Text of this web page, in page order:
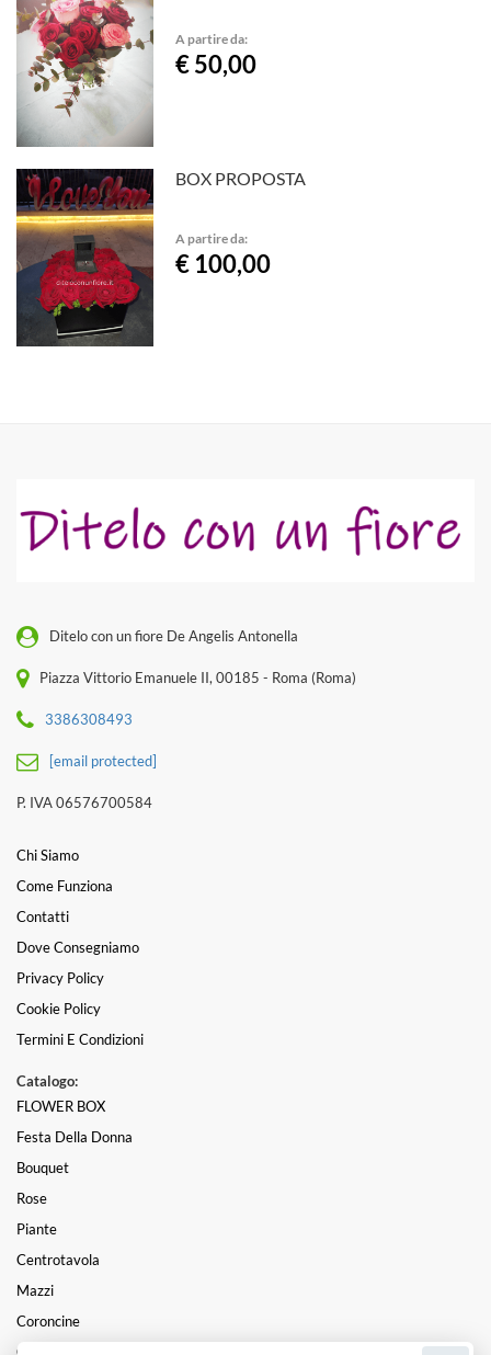
A partire da:
€ 50,00
BOX PROPOSTA
A partire da:
€ 100,00
Ditelo con un fiore De Angelis Antonella
Piazza Vittorio Emanuele II, 00185 - Roma (Roma)
3386308493
[email protected]
P. IVA 06576700584
Chi Siamo
Come Funziona
Contatti
Dove Consegniamo
Privacy Policy
Cookie Policy
Termini E Condizioni
Catalogo:
FLOWER BOX
Festa Della Donna
Bouquet
Rose
Piante
Centrotavola
Mazzi
Coroncine
Composizioni